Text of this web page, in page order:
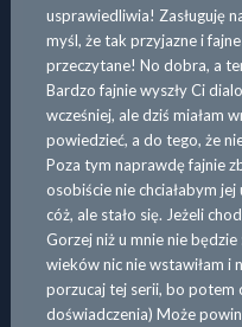
usprawiedliwia! Zasługuję
myśl, że tak przyjazne i
przeczytane! No dobra, a
Bardzo fajnie wyszły Ci
wcześniej, ale dziś miałam
powiedzieć, a do tego, że
Poza tym naprawdę fajnie
osobiście nie chciałabym jej
cóż, ale stało się. Jeżeli
Gorzej niż u mnie nie będzie
wieków nic nie wstawiłam i
porzucaj tej serii, bo potem
doświadczenia) Może